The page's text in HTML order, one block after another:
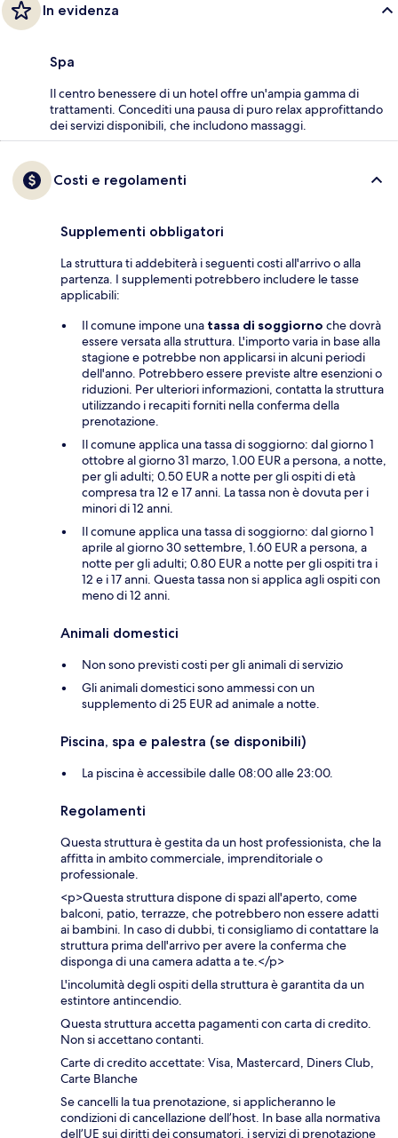
In evidenza
Spa
Il centro benessere di un hotel offre un'ampia gamma di
trattamenti. Concediti una pausa di puro relax approfittando
dei servizi disponibili, che includono massaggi.
Costi e regolamenti
Supplementi obbligatori
La struttura ti addebiterà i seguenti costi all'arrivo o alla
partenza. I supplementi potrebbero includere le tasse
applicabili:
Il comune impone una tassa di soggiorno che dovrà
essere versata alla struttura. L'importo varia in base alla
stagione e potrebbe non applicarsi in alcuni periodi
dell'anno. Potrebbero essere previste altre esenzioni o
riduzioni. Per ulteriori informazioni, contatta la struttura
utilizzando i recapiti forniti nella conferma della
prenotazione.
Il comune applica una tassa di soggiorno: dal giorno 1
ottobre al giorno 31 marzo, 1.00 EUR a persona, a notte,
per gli adulti; 0.50 EUR a notte per gli ospiti di età
compresa tra 12 e 17 anni. La tassa non è dovuta per i
minori di 12 anni.
Il comune applica una tassa di soggiorno: dal giorno 1
aprile al giorno 30 settembre, 1.60 EUR a persona, a
notte per gli adulti; 0.80 EUR a notte per gli ospiti tra i
12 e i 17 anni. Questa tassa non si applica agli ospiti con
meno di 12 anni.
Animali domestici
Non sono previsti costi per gli animali di servizio
Gli animali domestici sono ammessi con un
supplemento di 25 EUR ad animale a notte.
Piscina, spa e palestra (se disponibili)
La piscina è accessibile dalle 08:00 alle 23:00.
Regolamenti
Questa struttura è gestita da un host professionista, che la
affitta in ambito commerciale, imprenditoriale o
professionale.
<p>Questa struttura dispone di spazi all'aperto, come
balconi, patio, terrazze, che potrebbero non essere adatti
ai bambini. In caso di dubbi, ti consigliamo di contattare la
struttura prima dell'arrivo per avere la conferma che
disponga di una camera adatta a te.</p>
L'incolumità degli ospiti della struttura è garantita da un
estintore antincendio.
Questa struttura accetta pagamenti con carta di credito.
Non si accettano contanti.
Carte di credito accettate: Visa, Mastercard, Diners Club,
Carte Blanche
Se cancelli la tua prenotazione, si applicheranno le
condizioni di cancellazione dell’host. In base alla normativa
dell’UE sui diritti dei consumatori, i servizi di prenotazione